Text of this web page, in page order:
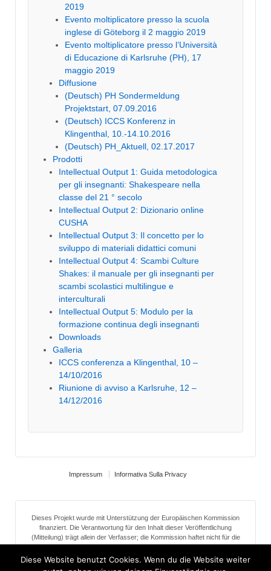
2019
Evento moltiplicatore presso la scuola
inglese di Göteborg il 2 maggio 2019
Evento moltiplicatore presso l’Università
di Educazione di Karlsruhe (PH), 17
maggio 2019
Diffusione
(Deutsch) PH Sondermeldung
Projektstart, 07.09.2016
(Deutsch) ICCS Konferenz in
Klingenthal, 10.-14.10.2016
(Deutsch) PH_Aktuell, 02.17.2017
Prodotti
Intellectual Output 1: Guida metodologica
per gli insegnanti: Shakespeare nella
classe del 21 ° secolo
Intellectual Output 2: Dizionario online
CUSHA
Intellectual Output 3: Il concetto per lo
sviluppo di materiali didattici comuni
Intellectual Output 4: Scambi Culture
Shakes: il manuale per gli insegnanti per
scambi scolastici multilingue e
interculturali
Intellectual Output 5: Modulo per la
formazione continua degli insegnanti
Downloads
Galleria
ICCS conferenza a Klingenthal, 10 –
14/10/2016
Riunione di avviso a Karlsruhe, 12 –
14/12/2016
Impressum Informativa Sulla Privacy
Dieses Projekt wurde mit Unterstützung der Europäischen Kommission
finanziert. Die Verantwortung für den Inhalt dieser Veröffentlichung
(Mitteilung) trägt allein der Verfasser; die Kommission haftet nicht für die
Diese Website benutzt Cookies. Wenn du die Website weiter